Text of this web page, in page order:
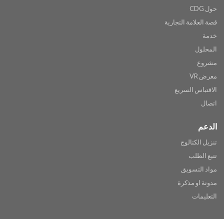
حول CDG
قصة العلامة التجارية
خدمة
المحلول
مشروع
معرض VR
الاقتباس السريع
اتصال
الدعم
تنزيل الكتالوج
تتبع الطلب
مواد التسويق
مدونة او مذكرة
التعليمات